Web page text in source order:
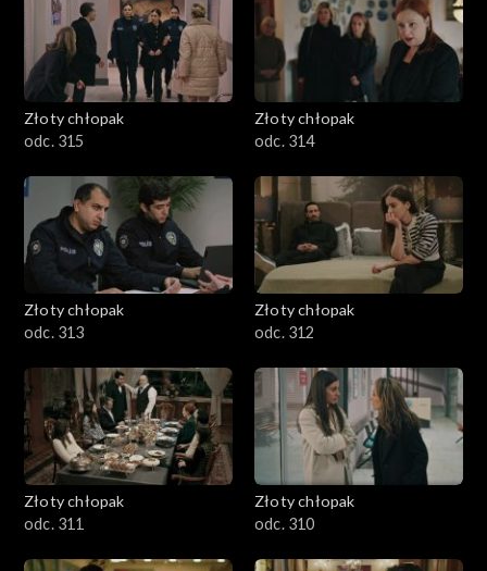
Złoty chłopak
odc. 315
Złoty chłopak
odc. 314
Złoty chłopak
odc. 313
Złoty chłopak
odc. 312
Złoty chłopak
odc. 311
Złoty chłopak
odc. 310